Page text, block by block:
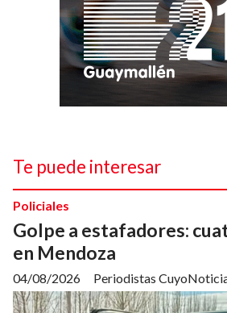
Te puede interesar
Golpe a estafadores:
en Mendoza
Periodistas
Policiales
04/08/2026